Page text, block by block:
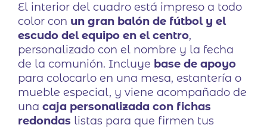
El interior del cuadro está impreso a todo
color con un gran balón de fútbol y el
escudo del equipo en el centro,
personalizado con el nombre y la fecha
de la comunión. Incluye base de apoyo
para colocarlo en una mesa, estantería o
mueble especial, y viene acompañado de
una caja personalizada con fichas
redondas listas para que firmen tus